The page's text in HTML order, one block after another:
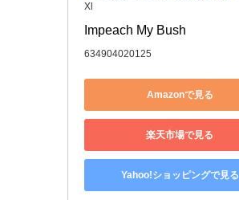
Xl
Impeach My Bush
634904020125
Amazonで見る
楽天市場で見る
Yahoo!ショッピングで見る